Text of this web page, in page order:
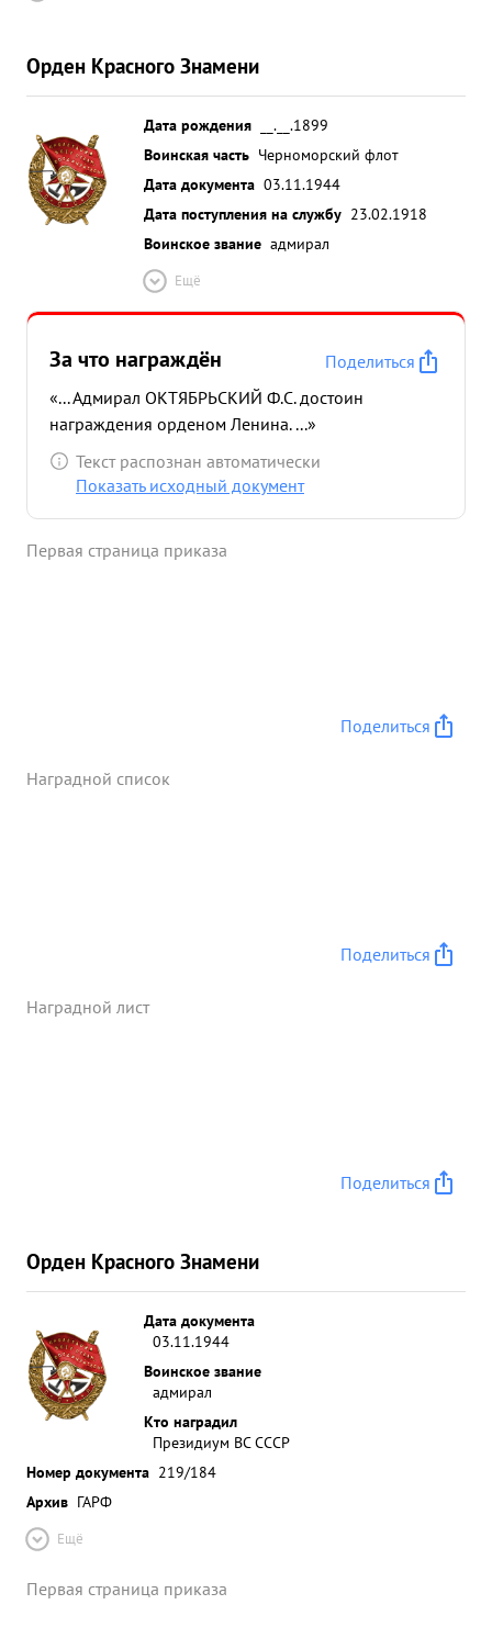
Орден Красного Знамени
Дата рождения
__.__.1899
Воинская часть Черноморский флот
Дата документа 03.11.1944
Дата поступления на службу 23.02.1918
Воинское звание адмирал
Ещё
За что награждён
Поделиться
«... Адмирал ОКТЯБРЬСКИЙ Ф.С. достоин
награждения орденом Ленина. ...»
Текст распознан автоматически
Показать исходный документ
Первая страница приказа
Поделиться
Наградной список
Поделиться
Наградной лист
Поделиться
Орден Красного Знамени
Дата документа
03.11.1944
Воинское звание
адмирал
Кто наградил
Президиум ВС СССР
Номер документа 219/184
Архив ГАРФ
Ещё
Первая страница приказа